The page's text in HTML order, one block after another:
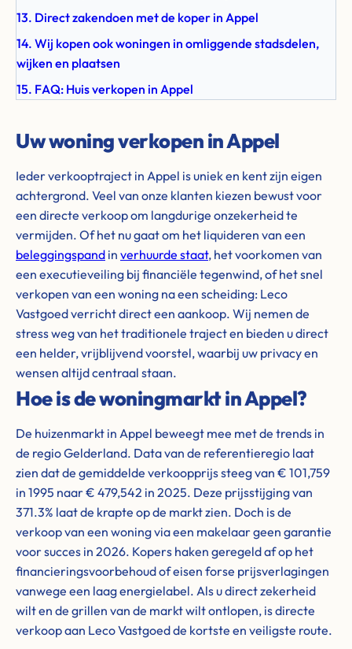
13. Direct zakendoen met de koper in Appel
14. Wij kopen ook woningen in omliggende stadsdelen,
wijken en plaatsen
15. FAQ: Huis verkopen in Appel
Uw woning verkopen in Appel
Ieder verkooptraject in Appel is uniek en kent zijn eigen
achtergrond. Veel van onze klanten kiezen bewust voor
een directe verkoop om langdurige onzekerheid te
vermijden. Of het nu gaat om het liquideren van een
beleggingspand in verhuurde staat, het voorkomen van
een executieveiling bij financiële tegenwind, of het snel
verkopen van een woning na een scheiding: Leco
Vastgoed verricht direct een aankoop. Wij nemen de
stress weg van het traditionele traject en bieden u direct
een helder, vrijblijvend voorstel, waarbij uw privacy en
wensen altijd centraal staan.
Hoe is de woningmarkt in Appel?
De huizenmarkt in Appel beweegt mee met de trends in
de regio Gelderland. Data van de referentieregio laat
zien dat de gemiddelde verkoopprijs steeg van € 101,759
in 1995 naar € 479,542 in 2025. Deze prijsstijging van
371.3% laat de krapte op de markt zien. Doch is de
verkoop van een woning via een makelaar geen garantie
voor succes in 2026. Kopers haken geregeld af op het
financieringsvoorbehoud of eisen forse prijsverlagingen
vanwege een laag energielabel. Als u direct zekerheid
wilt en de grillen van de markt wilt ontlopen, is directe
verkoop aan Leco Vastgoed de kortste en veiligste route.